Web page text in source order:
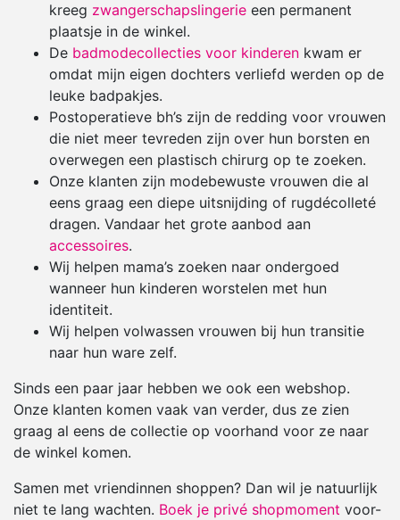
kreeg zwangerschapslingerie een permanent
plaatsje in de winkel.
De badmodecollecties voor kinderen kwam er
omdat mijn eigen dochters verliefd werden op de
leuke badpakjes.
Postoperatieve bh’s zijn de redding voor vrouwen
die niet meer tevreden zijn over hun borsten en
overwegen een plastisch chirurg op te zoeken.
Onze klanten zijn modebewuste vrouwen die al
eens graag een diepe uitsnijding of rugdécolleté
dragen. Vandaar het grote aanbod aan
accessoires.
Wij helpen mama’s zoeken naar ondergoed
wanneer hun kinderen worstelen met hun
identiteit.
Wij helpen volwassen vrouwen bij hun transitie
naar hun ware zelf.
Sinds een paar jaar hebben we ook een webshop.
Onze klanten komen vaak van verder, dus ze zien
graag al eens de collectie op voorhand voor ze naar
de winkel komen.
Samen met vriendinnen shoppen? Dan wil je natuurlijk
niet te lang wachten. Boek je privé shopmoment voor-